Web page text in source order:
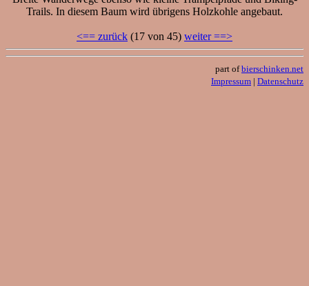
Trails. In diesem Baum wird übrigens Holzkohle angebaut.
<== zurück (17 von 45) weiter ==>
part ofbierschinken.net
Impressum | Datenschutz